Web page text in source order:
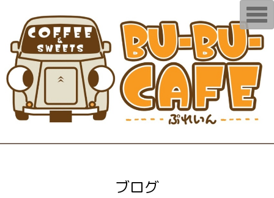
ブログ
T
o
g
g
l
n
a
v
g
t